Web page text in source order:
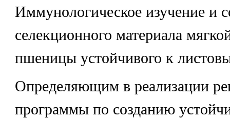
Иммунологическое изучение и
селекционного материала
пшеницы устойчивого к
Определяющим в реализации
программы по созданию